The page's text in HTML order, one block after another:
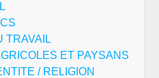
TRAVAIL
ET PAYSANS
/ RELIGION